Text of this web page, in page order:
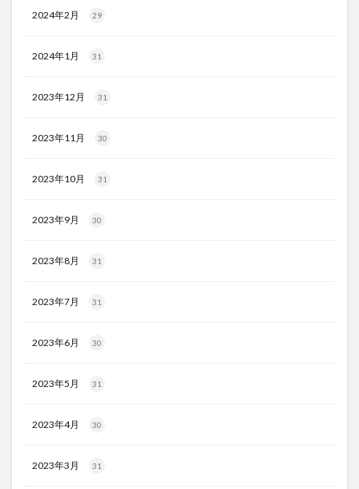
2024年2月 29
2024年1月 31
2023年12月 31
2023年11月 30
2023年10月 31
2023年9月 30
2023年8月 31
2023年7月 31
2023年6月 30
2023年5月 31
2023年4月 30
2023年3月 31